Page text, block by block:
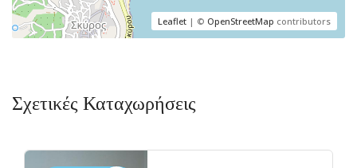
Leaflet | © OpenStreetMap contributors
Σχετικές Καταχωρήσεις